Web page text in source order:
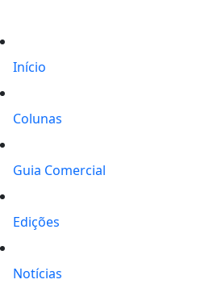
Início
Colunas
Guia Comercial
Edições
Notícias